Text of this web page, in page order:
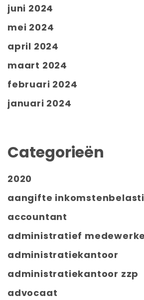
juni 2024
mei 2024
april 2024
maart 2024
februari 2024
januari 2024
Categorieën
2020
aangifte
accountant
administratief
administratiekantoor
administratiekantoor zzp
advocaat